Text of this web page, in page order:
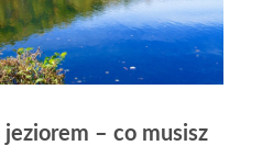
jeziorem – co musisz